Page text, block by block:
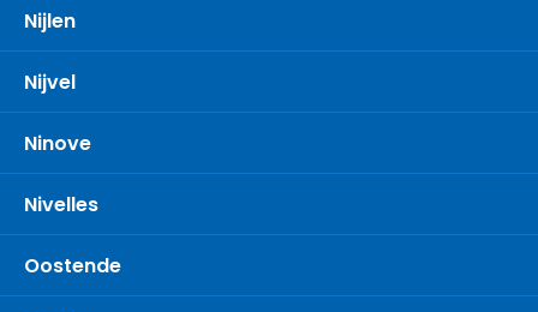
Nijlen
Nijvel
Ninove
Nivelles
Oostende